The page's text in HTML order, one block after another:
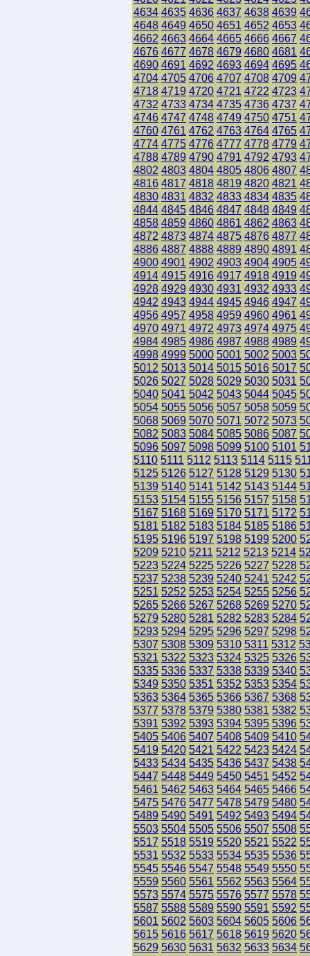
4634 4635 4636 4637 4638 4639
4648 4649 4650 4651 4652 4653
4662 4663 4664 4665 4666 4667
4676 4677 4678 4679 4680 4681
4690 4691 4692 4693 4694 4695
4704 4705 4706 4707 4708 4709
4718 4719 4720 4721 4722 4723
4732 4733 4734 4735 4736 4737
4746 4747 4748 4749 4750 4751
4760 4761 4762 4763 4764 4765
4774 4775 4776 4777 4778 4779
4788 4789 4790 4791 4792 4793
4802 4803 4804 4805 4806 4807
4816 4817 4818 4819 4820 4821
4830 4831 4832 4833 4834 4835
4844 4845 4846 4847 4848 4849
4858 4859 4860 4861 4862 4863
4872 4873 4874 4875 4876 4877
4886 4887 4888 4889 4890 4891
4900 4901 4902 4903 4904 4905
4914 4915 4916 4917 4918 4919
4928 4929 4930 4931 4932 4933
4942 4943 4944 4945 4946 4947
4956 4957 4958 4959 4960 4961
4970 4971 4972 4973 4974 4975
4984 4985 4986 4987 4988 4989
4998 4999 5000 5001 5002 5003
5012 5013 5014 5015 5016 5017
5026 5027 5028 5029 5030 5031
5040 5041 5042 5043 5044 5045
5054 5055 5056 5057 5058 5059
5068 5069 5070 5071 5072 5073
5082 5083 5084 5085 5086 5087
5096 5097 5098 5099 5100 5101
5110 5111 5112 5113 5114 5115
5125 5126 5127 5128 5129 5130
5139 5140 5141 5142 5143 5144
5153 5154 5155 5156 5157 5158
5167 5168 5169 5170 5171 5172
5181 5182 5183 5184 5185 5186
5195 5196 5197 5198 5199 5200
5209 5210 5211 5212 5213 5214
5223 5224 5225 5226 5227 5228
5237 5238 5239 5240 5241 5242
5251 5252 5253 5254 5255 5256
5265 5266 5267 5268 5269 5270
5279 5280 5281 5282 5283 5284
5293 5294 5295 5296 5297 5298
5307 5308 5309 5310 5311 5312
5321 5322 5323 5324 5325 5326
5335 5336 5337 5338 5339 5340
5349 5350 5351 5352 5353 5354
5363 5364 5365 5366 5367 5368
5377 5378 5379 5380 5381 5382
5391 5392 5393 5394 5395 5396
5405 5406 5407 5408 5409 5410
5419 5420 5421 5422 5423 5424
5433 5434 5435 5436 5437 5438
5447 5448 5449 5450 5451 5452
5461 5462 5463 5464 5465 5466
5475 5476 5477 5478 5479 5480
5489 5490 5491 5492 5493 5494
5503 5504 5505 5506 5507 5508
5517 5518 5519 5520 5521 5522
5531 5532 5533 5534 5535 5536
5545 5546 5547 5548 5549 5550
5559 5560 5561 5562 5563 5564
5573 5574 5575 5576 5577 5578
5587 5588 5589 5590 5591 5592
5601 5602 5603 5604 5605 5606
5615 5616 5617 5618 5619 5620
5629 5630 5631 5632 5633 5634